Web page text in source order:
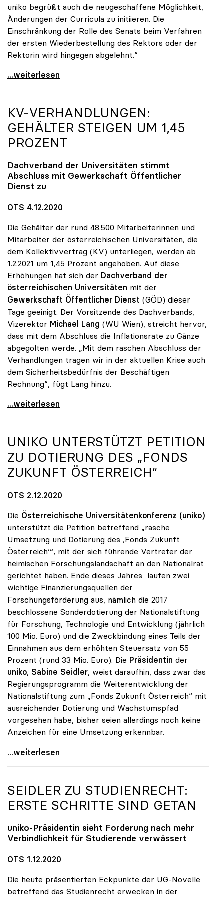
uniko begrüßt auch die neugeschaffene Möglichkeit,
Änderungen der Curricula zu initiieren. Die
Einschränkung der Rolle des Senats beim Verfahren
der ersten Wiederbestellung des Rektors oder der
Rektorin wird hingegen abgelehnt.“
UG-Novelle: Ja zu Mindeststudienleistung, nein zu
...weiterlesen
KV-VERHANDLUNGEN:
GEHÄLTER STEIGEN UM 1,45
PROZENT
Dachverband der Universitäten stimmt
Abschluss mit Gewerkschaft Öffentlicher
Dienst zu
OTS 4.12.2020
Die Gehälter der rund 48.500 Mitarbeiterinnen und
Mitarbeiter der österreichischen Universitäten, die
dem Kollektivvertrag (KV) unterliegen, werden ab
1.2.2021 um 1,45 Prozent angehoben. Auf diese
Erhöhungen hat sich der Dachverband der
österreichischen Universitäten mit der
Gewerkschaft Öffentlicher Dienst (GÖD) dieser
Tage geeinigt. Der Vorsitzende des Dachverbands,
Vizerektor Michael Lang (WU Wien), streicht hervor,
dass mit dem Abschluss die Inflationsrate zu Gänze
abgegolten werde. „Mit dem raschen Abschluss der
Verhandlungen tragen wir in der aktuellen Krise auch
dem Sicherheitsbedürfnis der Beschäftigen
Rechnung“, fügt Lang hinzu.
KV-Verhandlungen: Gehälter steigen um 1,45 Prozent
...weiterlesen
UNIKO UNTERSTÜTZT PETITION
ZU DOTIERUNG DES „FONDS
ZUKUNFT ÖSTERREICH“
OTS 2.12.2020
Die Österreichische Universitätenkonferenz (uniko)
unterstützt die Petition betreffend „rasche
Umsetzung und Dotierung des ,Fonds Zukunft
Österreich‘“, mit der sich führende Vertreter der
heimischen Forschungslandschaft an den Nationalrat
gerichtet haben. Ende dieses Jahres laufen zwei
wichtige Finanzierungsquellen der
Forschungsförderung aus, nämlich die 2017
beschlossene Sonderdotierung der Nationalstiftung
für Forschung, Technologie und Entwicklung (jährlich
100 Mio. Euro) und die Zweckbindung eines Teils der
Einnahmen aus dem erhöhten Steuersatz von 55
Prozent (rund 33 Mio. Euro). Die Präsidentin der
uniko, Sabine Seidler, weist daraufhin, dass zwar das
Regierungsprogramm die Weiterentwicklung der
Nationalstiftung zum „Fonds Zukunft Österreich“ mit
ausreichender Dotierung und Wachstumspfad
vorgesehen habe, bisher seien allerdings noch keine
Anzeichen für eine Umsetzung erkennbar.
uniko unterstützt Petition zu Dotierung des „Fonds
...weiterlesen
SEIDLER ZU STUDIENRECHT:
ERSTE SCHRITTE SIND GETAN
uniko-Präsidentin sieht Forderung nach mehr
Verbindlichkeit für Studierende verwässert
OTS 1.12.2020
Die heute präsentierten Eckpunkte der UG-Novelle
betreffend das Studienrecht erwecken in der